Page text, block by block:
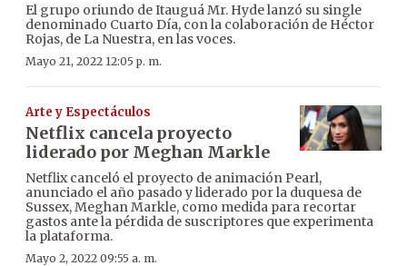
El grupo oriundo de Itauguá Mr. Hyde lanzó su single
denominado Cuarto Día, con la colaboración de Héctor
Rojas, de La Nuestra, en las voces.
Mayo 21, 2022 12:05 p. m.
Arte y Espectáculos
Netflix cancela proyecto
liderado por Meghan Markle
Netflix canceló el proyecto de animación Pearl,
anunciado el año pasado y liderado por la duquesa de
Sussex, Meghan Markle, como medida para recortar
gastos ante la pérdida de suscriptores que experimenta
la plataforma.
Mayo 2, 2022 09:55 a. m.